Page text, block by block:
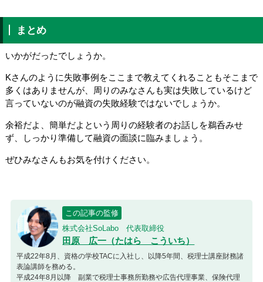
まとめ
いかがだったでしょうか。
Kさんのように失敗事例をここまで教えてくれることもそこまで
多くはありませんが、周りのみなさんも実は失敗しているけど
言っていないのが融資の失敗経験ではないでしょうか。
余裕だよ、簡単だよという周りの経験者のお話しを鵜呑みせ
ず、しっかり準備して融資の面談に臨みましょう。
ぜひみなさんもお気を付けください。
この記事の監修
株式会社SoLabo 代表取締役
田原 広一（たはら こういち）
平成22年8月、資格の学校TACに入社し、以降5年間、税理士講座財務諸
表論講師を務める。
平成24年8月以降 副業で税理士事務所勤務や広告代理事業、保険代理